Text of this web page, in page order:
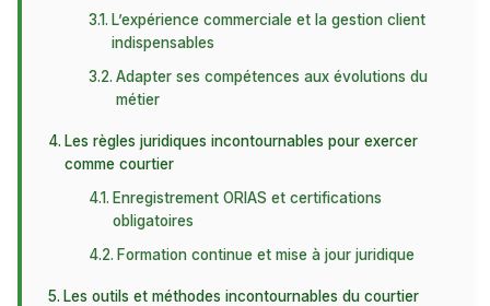
L’expérience commerciale et la gestion client
indispensables
Adapter ses compétences aux évolutions du
métier
Les règles juridiques incontournables pour exercer
comme courtier
Enregistrement ORIAS et certifications
obligatoires
Formation continue et mise à jour juridique
Les outils et méthodes incontournables du courtier